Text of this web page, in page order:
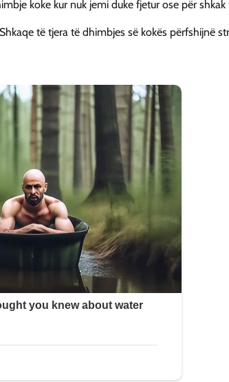
koke kur nuk jemi duke fjetur ose për
të tjera të dhimbjes së kokës përfshijnë